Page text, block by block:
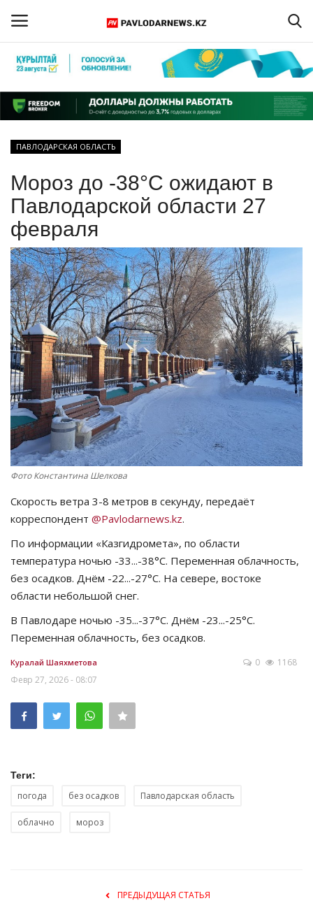
Регистрация
Главная
ПАВЛОДАРСКАЯ ОБЛАСТЬ
КАЗАХСТАН
МИР
СПЕЦПРОЕКТЫ
СПОРТ
Чек-лист
РАЗВЛЕЧЕНИЯ
OFFICIAL
Курултай
Язык
Қазақша Русский
ПАВЛОДАРСКАЯ ОБЛАСТЬ
Мороз до -38°C ожидают в
Павлодарской области 27
февраля
Фото Константина Шелкова
Скорость ветра 3-8 метров в секунду, передаёт
корреспондент @Pavlodarnews.kz.
По информации «Казгидромета», по области
температура ночью -33...-38°C. Переменная облачность,
без осадков. Днём -22...-27°C. На севере, востоке
области небольшой снег.
В Павлодаре ночью -35...-37°C. Днём -23...-25°C.
Переменная облачность, без осадков.
Куралай Шаяхметова
Февр 27, 2026 - 08:07
0 1168
Теги:
погода без осадков Павлодарская область
облачно мороз
ПРЕДЫДУЩАЯ СТАТЬЯ